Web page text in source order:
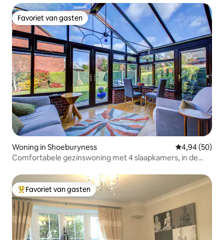
Favoriet van gasten
Favoriet van gasten
Woning in Shoeburyness Gemiddelde
4,94 (50)
Comfortabele gezinswoning met 4 slaapkamers, in de
Topfavoriet van gasten
Favoriet van gasten